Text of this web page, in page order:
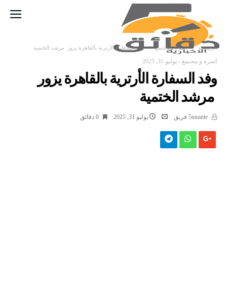
‫الرئيسية‬ أسرة و مجتمع وفد السفارة الأرترية بالقاهرة يزور مرشد الختمية
أسرة و مجتمع - يوليو 31, 2025
وفد السفارة الأرترية بالقاهرة يزور
مرشد الختمية
يوليو 31, 2025 0 ‫دقائق‬